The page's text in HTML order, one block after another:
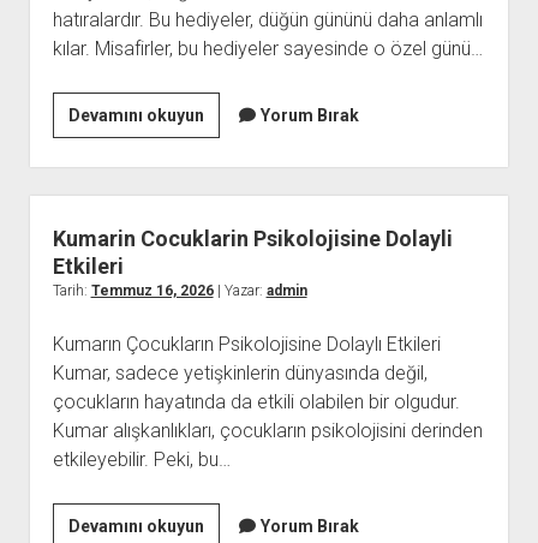
hatıralardır. Bu hediyeler, düğün gününü daha anlamlı
kılar. Misafirler, bu hediyeler sayesinde o özel günü…
Devamını okuyunBride
Hediyelikleri
Siparis
Rehberi
Yorum Bırak
Kumarin Cocuklarin Psikolojisine Dolayli
Etkileri
Tarih: Temmuz 16, 2026| Yazar: admin
Kumarın Çocukların Psikolojisine Dolaylı Etkileri
Kumar, sadece yetişkinlerin dünyasında değil,
çocukların hayatında da etkili olabilen bir olgudur.
Kumar alışkanlıkları, çocukların psikolojisini derinden
etkileyebilir. Peki, bu…
Devamını okuyunKumarinYorum Bırak